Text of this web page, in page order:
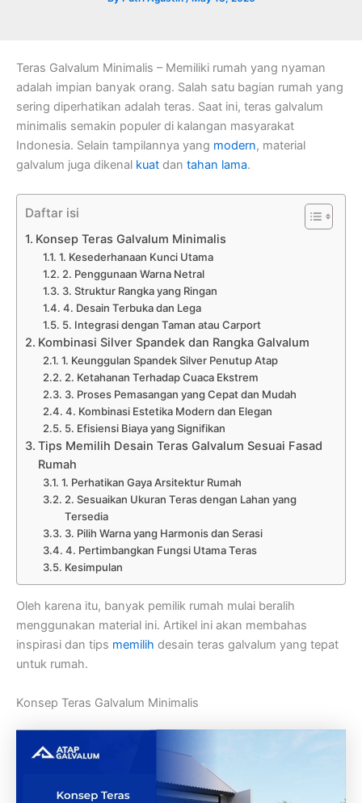
Teras Galvalum Minimalis – Memiliki rumah yang nyaman
adalah impian banyak orang. Salah satu bagian rumah yang
sering diperhatikan adalah teras. Saat ini, teras galvalum
minimalis semakin populer di kalangan masyarakat
Indonesia. Selain tampilannya yang modern, material
galvalum juga dikenal kuat dan tahan lama.
Daftar isi
Konsep Teras Galvalum Minimalis
1. Kesederhanaan Kunci Utama
2. Penggunaan Warna Netral
3. Struktur Rangka yang Ringan
4. Desain Terbuka dan Lega
5. Integrasi dengan Taman atau Carport
Kombinasi Silver Spandek dan Rangka Galvalum
1. Keunggulan Spandek Silver Penutup Atap
2. Ketahanan Terhadap Cuaca Ekstrem
3. Proses Pemasangan yang Cepat dan Mudah
4. Kombinasi Estetika Modern dan Elegan
5. Efisiensi Biaya yang Signifikan
Tips Memilih Desain Teras Galvalum Sesuai Fasad
Rumah
1. Perhatikan Gaya Arsitektur Rumah
2. Sesuaikan Ukuran Teras dengan Lahan yang
Tersedia
3. Pilih Warna yang Harmonis dan Serasi
4. Pertimbangkan Fungsi Utama Teras
Kesimpulan
Oleh karena itu, banyak pemilik rumah mulai beralih
menggunakan material ini. Artikel ini akan membahas
inspirasi dan tips memilih desain teras galvalum yang tepat
untuk rumah.
Konsep Teras Galvalum Minimalis